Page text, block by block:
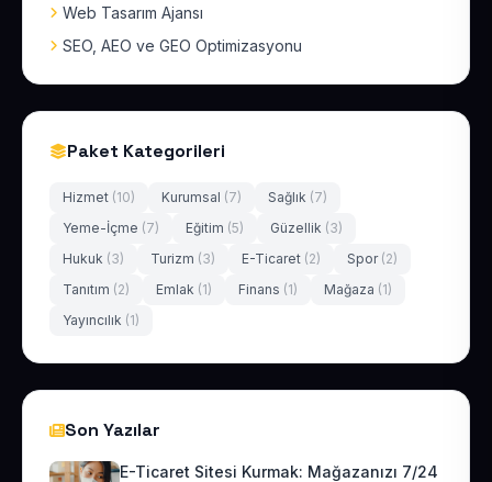
Web Tasarım Ajansı
SEO, AEO ve GEO Optimizasyonu
Paket Kategorileri
Hizmet (10) Kurumsal (7) Sağlık (7)
Yeme-İçme (7) Eğitim (5) Güzellik (3)
Hukuk (3) Turizm (3) E-Ticaret (2) Spor (2)
Tanıtım (2) Emlak (1) Finans (1) Mağaza (1)
Yayıncılık (1)
Son Yazılar
E-Ticaret Sitesi Kurmak: Mağazanızı 7/24